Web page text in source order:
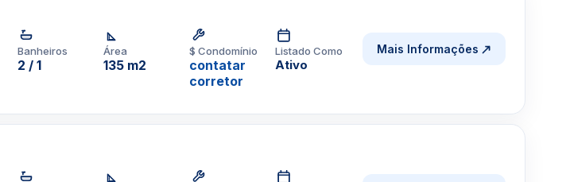
Banheiros
2 / 1
Área
135 m2
$ Condomínio
contatar
corretor
Listado Como
Ativo
Mais Informações